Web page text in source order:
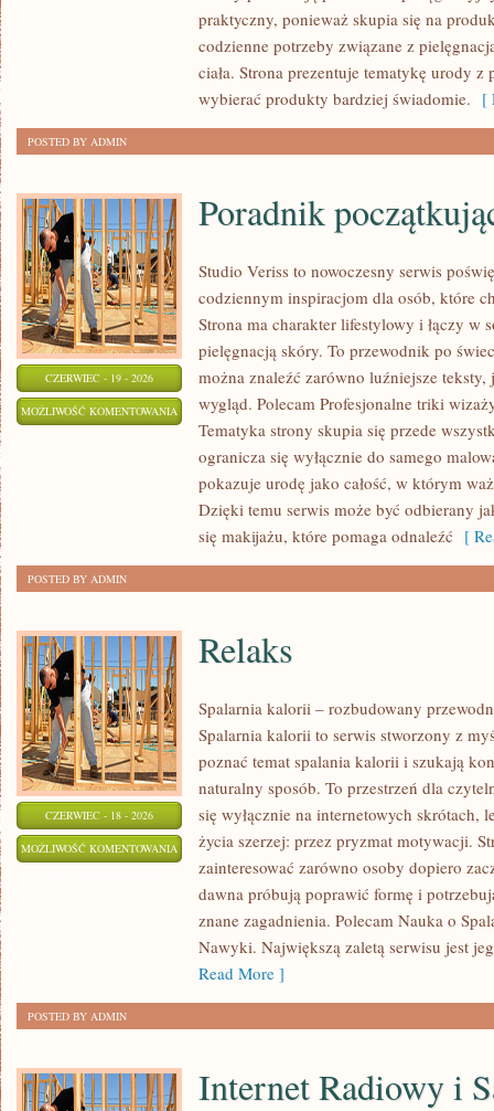
praktyczny, ponieważ skupia się na
codzienne potrzeby związane z
ciała. Strona prezentuje tematykę urody
wybierać produkty bardziej świadomie. [
POSTED BY ADMIN
CZERWIEC - 19 - 2026
MOŻLIWOŚĆ KOMENTOWANIA PORADNIK
POCZĄTKUJĄCEJ
STYLISTKI
Poradnik
Studio Veriss to nowoczesny serwis
codziennym inspiracjom dla osób, które
Strona ma charakter lifestylowy i łączy w
pielęgnacją skóry. To przewodnik po
można znaleźć zarówno luźniejsze
wygląd. Polecam Profesjonalne triki
Tematyka strony skupia się przede
ogranicza się wyłącznie do samego
pokazuje urodę jako całość, w którym
Dzięki temu serwis może być odbierany
się makijażu, które pomaga odnaleźć [
POSTED BY ADMIN
CZERWIEC - 18 - 2026
MOŻLIWOŚĆ KOMENTOWANIA RELAKS
Relaks
Spalarnia kalorii – rozbudowany
Spalarnia kalorii to serwis stworzony z
poznać temat spalania kalorii i szukają
naturalny sposób. To przestrzeń dla
się wyłącznie na internetowych skrótach,
życia szerzej: przez pryzmat motywacji.
zainteresować zarówno osoby dopiero
dawna próbują poprawić formę i
znane zagadnienia. Polecam Nauka o
Nawyki. Największą zaletą serwisu jest
Read More ]
POSTED BY ADMIN
Internet Radiowy i